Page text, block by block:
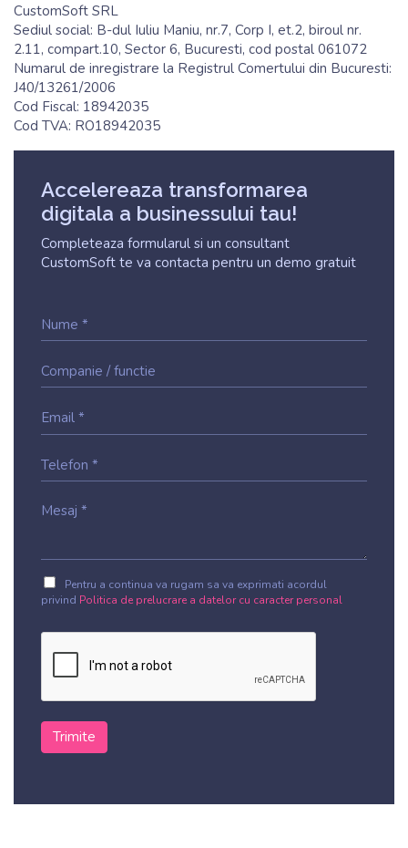
CustomSoft SRL
Sediul social: B-dul Iuliu Maniu, nr.7, Corp I, et.2, biroul nr.
2.11, compart.10, Sector 6, Bucuresti, cod postal 061072
Numarul de inregistrare la Registrul Comertului din Bucuresti:
J40/13261/2006
Cod Fiscal: 18942035
Cod TVA: RO18942035
Accelereaza transformarea
digitala a businessului tau!
Completeaza formularul si un consultant
CustomSoft te va contacta pentru un demo gratuit
Pentru a continua va rugam sa va exprimati acordul
privind Politica de prelucrare a datelor cu caracter personal
Trimite